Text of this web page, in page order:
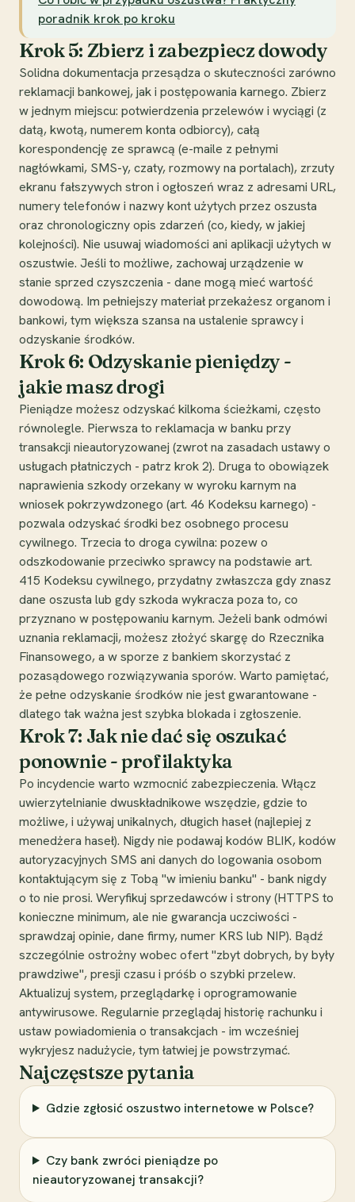
poradnik krok po kroku
Krok 5: Zbierz i zabezpiecz dowody
Solidna dokumentacja przesądza o skuteczności zarówno
reklamacji bankowej, jak i postępowania karnego. Zbierz
w jednym miejscu: potwierdzenia przelewów i wyciągi (z
datą, kwotą, numerem konta odbiorcy), całą
korespondencję ze sprawcą (e-maile z pełnymi
nagłówkami, SMS-y, czaty, rozmowy na portalach), zrzuty
ekranu fałszywych stron i ogłoszeń wraz z adresami URL,
numery telefonów i nazwy kont użytych przez oszusta
oraz chronologiczny opis zdarzeń (co, kiedy, w jakiej
kolejności). Nie usuwaj wiadomości ani aplikacji użytych w
oszustwie. Jeśli to możliwe, zachowaj urządzenie w
stanie sprzed czyszczenia - dane mogą mieć wartość
dowodową. Im pełniejszy materiał przekażesz organom i
bankowi, tym większa szansa na ustalenie sprawcy i
odzyskanie środków.
Krok 6: Odzyskanie pieniędzy -
jakie masz drogi
Pieniądze możesz odzyskać kilkoma ścieżkami, często
równolegle. Pierwsza to reklamacja w banku przy
transakcji nieautoryzowanej (zwrot na zasadach ustawy o
usługach płatniczych - patrz krok 2). Druga to obowiązek
naprawienia szkody orzekany w wyroku karnym na
wniosek pokrzywdzonego (art. 46 Kodeksu karnego) -
pozwala odzyskać środki bez osobnego procesu
cywilnego. Trzecia to droga cywilna: pozew o
odszkodowanie przeciwko sprawcy na podstawie art.
415 Kodeksu cywilnego, przydatny zwłaszcza gdy znasz
dane oszusta lub gdy szkoda wykracza poza to, co
przyznano w postępowaniu karnym. Jeżeli bank odmówi
uznania reklamacji, możesz złożyć skargę do Rzecznika
Finansowego, a w sporze z bankiem skorzystać z
pozasądowego rozwiązywania sporów. Warto pamiętać,
że pełne odzyskanie środków nie jest gwarantowane -
dlatego tak ważna jest szybka blokada i zgłoszenie.
Krok 7: Jak nie dać się oszukać
ponownie - profilaktyka
Po incydencie warto wzmocnić zabezpieczenia. Włącz
uwierzytelnianie dwuskładnikowe wszędzie, gdzie to
możliwe, i używaj unikalnych, długich haseł (najlepiej z
menedżera haseł). Nigdy nie podawaj kodów BLIK, kodów
autoryzacyjnych SMS ani danych do logowania osobom
kontaktującym się z Tobą "w imieniu banku" - bank nigdy
o to nie prosi. Weryfikuj sprzedawców i strony (HTTPS to
konieczne minimum, ale nie gwarancja uczciwości -
sprawdzaj opinie, dane firmy, numer KRS lub NIP). Bądź
szczególnie ostrożny wobec ofert "zbyt dobrych, by były
prawdziwe", presji czasu i próśb o szybki przelew.
Aktualizuj system, przeglądarkę i oprogramowanie
antywirusowe. Regularnie przeglądaj historię rachunku i
ustaw powiadomienia o transakcjach - im wcześniej
wykryjesz nadużycie, tym łatwiej je powstrzymać.
Najczęstsze pytania
Gdzie zgłosić oszustwo internetowe w Polsce?
Czy bank zwróci pieniądze po
nieautoryzowanej transakcji?